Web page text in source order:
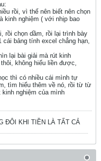
rồi, vì thế nên biết nên chọn
kinh nghiệm ( với nhịp bao
rồi chọn dầm, rồi lại trình bày
bảng tính excel chẳng hạn,
lại bài giải mà rút kinh
không hiểu liền được,
thì có nhiều cái mình tự
tìm hiểu thêm về nó, rồi từ từ
nghiệm của mình
ĐÔI KHI TIỀN LÀ TẤT CẢ